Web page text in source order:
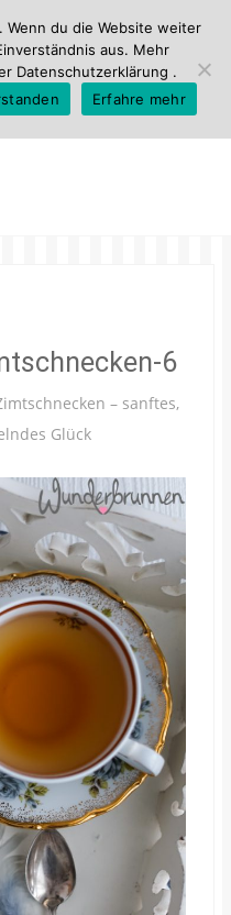
6
– sanftes,
Glück
du die Website weiter
aus. Mehr
Datenschutzerklärung .
Erfahre mehr